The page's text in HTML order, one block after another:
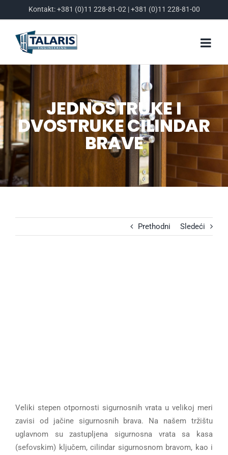
to
content
Kontakt:+381 (0)11 228-81-02|+381 (0)11 228-81-00
JEDNOSTRUKE I
DVOSTRUKE CILINDAR
BRAVE
Prethodni Sledeći
Veliki stepen otpornosti sigurnosnih vrata u velikoj meri
zavisi od jačine sigurnosnih brava. Na našem tržištu
uglavnom su zastupljena sigurnosna vrata sa kasa
(sefovskim) ključem, cilindar sigurnosnom bravom, kao i